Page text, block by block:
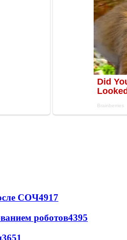
СОЧ4917
роботов4395
3651